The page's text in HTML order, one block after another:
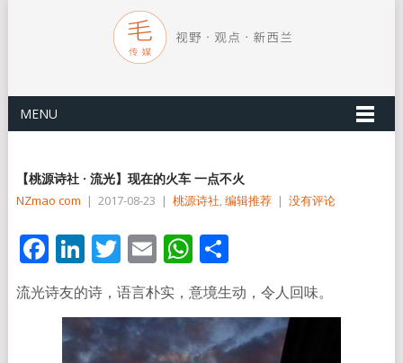
MENU
【桃源诗社 · 流光】现在的火车 一点不火
NZmao com | 2017-08-23 | 桃源诗社,编辑推荐 | 没有评论
Facebook
LinkedIn
Twitter
EmailWhatsApp
分
享
流光诗友的诗，语言朴实，意境生动，令人回味。